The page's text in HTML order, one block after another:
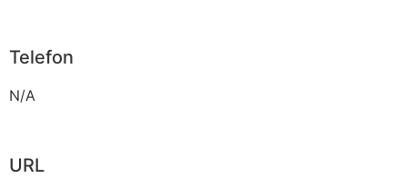
Telefon
N/A
URL